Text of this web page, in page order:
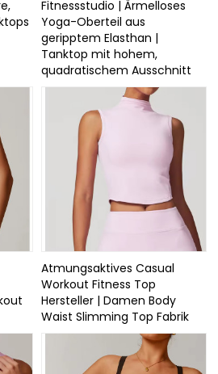
Fitnessstudio | Ärmelloses
Yoga-Oberteil aus
geripptem Elasthan |
Tanktop mit hohem,
quadratischem Ausschnitt
Atmungsaktives Casual
Workout Fitness Top
Hersteller | Damen Body
Waist Slimming Top Fabrik